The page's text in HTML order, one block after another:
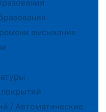
высыхания
/ Автоматические